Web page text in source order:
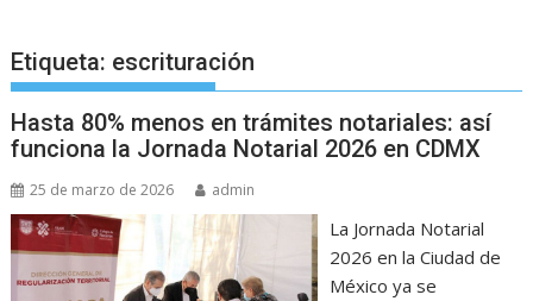
Etiqueta: escrituración
Hasta 80% menos en trámites notariales: así
funciona la Jornada Notarial 2026 en CDMX
25 de marzo de 2026 admin
La Jornada Notarial
2026 en la Ciudad de
México ya se